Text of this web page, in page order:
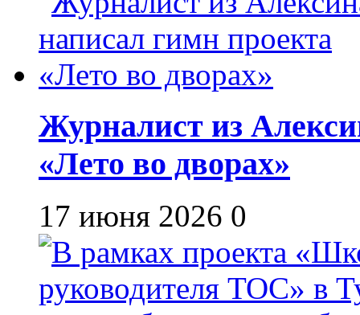
Журналист из
«Лето во дворах»
17 июня 2026 0